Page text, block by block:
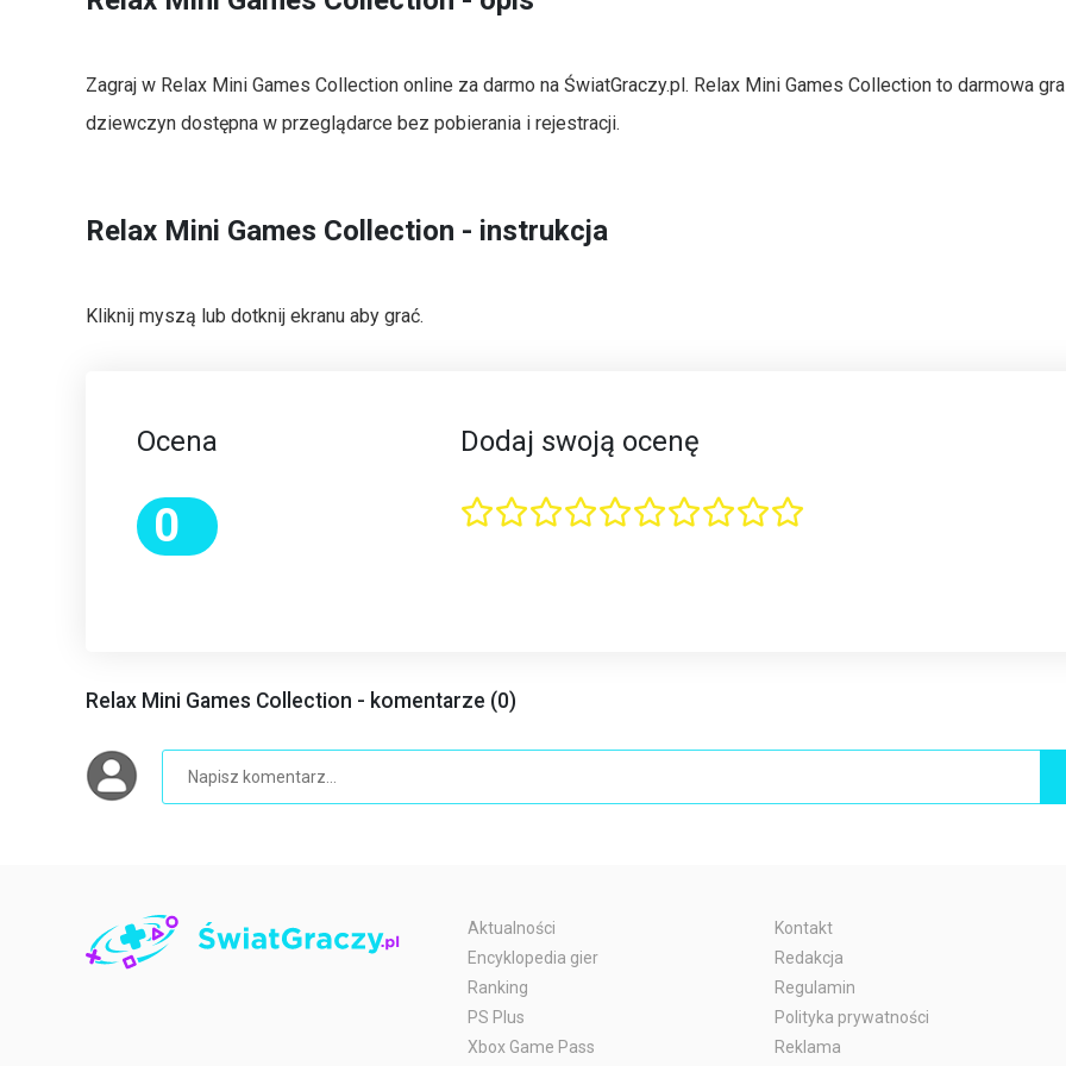
Zagraj w Relax Mini Games Collection online za darmo na ŚwiatGraczy.pl. Relax Mini Games Collection to darmowa
dziewczyn dostępna w przeglądarce bez pobierania i rejestracji.
Relax Mini Games Collection - instrukcja
Kliknij myszą lub dotknij ekranu aby grać.
Ocena
0
Dodaj swoją ocenę
Relax Mini Games Collection - komentarze (0)
Aktualności
Encyklopedia gier
Ranking
PS Plus
Xbox Game Pass
Kontakt
Redakcja
Regulamin
Polityka prywatności
Reklama